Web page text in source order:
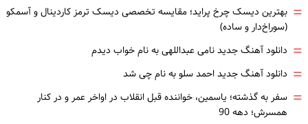
= بهترین دیسک چرخ پراید؛ مقایسه تخصصی دیسک ترمز کاردینال و آسمکو
(سوراخ‌دار و ساده)
= دانلود آهنگ جدید نامی عبداللهی به نام خواب دیدم
= دانلود آهنگ جدید احمد سلو به نام چی شد
= سفر به گذشته؛ یاسمین، خواننده قبل انقلاب در اواخر عمر و در کنار
همسرش؛ دهه 90